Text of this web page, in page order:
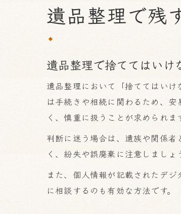
遺品整理で残
遺品整理で捨ててはいけ
遺品整理において「捨ててはい
は手続きや相続に関わるため、
く、慎重に扱うことが求められま
判断に迷う場合は、遺族や関係
く、紛失や誤廃棄に注意しまし
また、個人情報が記載されたデ
に相談するのも有効な方法です。